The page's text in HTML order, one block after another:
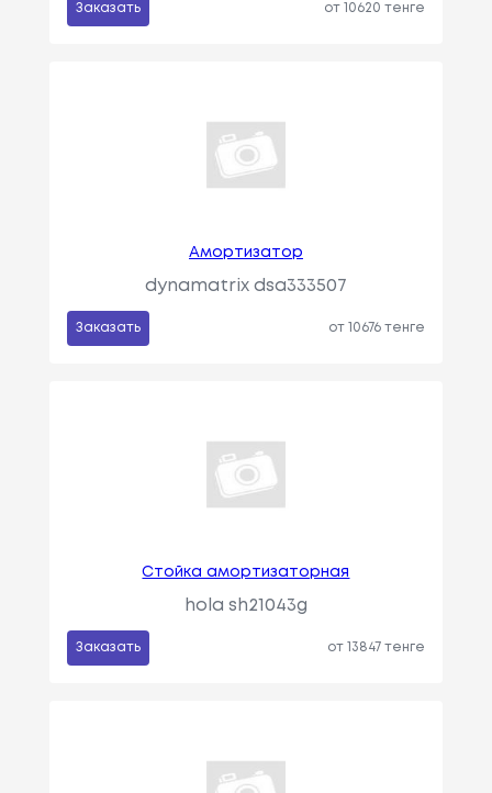
Заказать от 10620 тенге
Амортизатор
dynamatrix dsa333507
Заказать от 10676 тенге
Стойка амортизаторная
hola sh21043g
Заказать от 13847 тенге